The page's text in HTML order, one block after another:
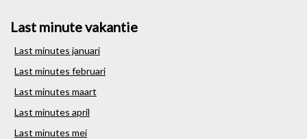
Last minute vakantie
Last minutes januari
Last minutes februari
Last minutes maart
Last minutes april
Last minutes mei